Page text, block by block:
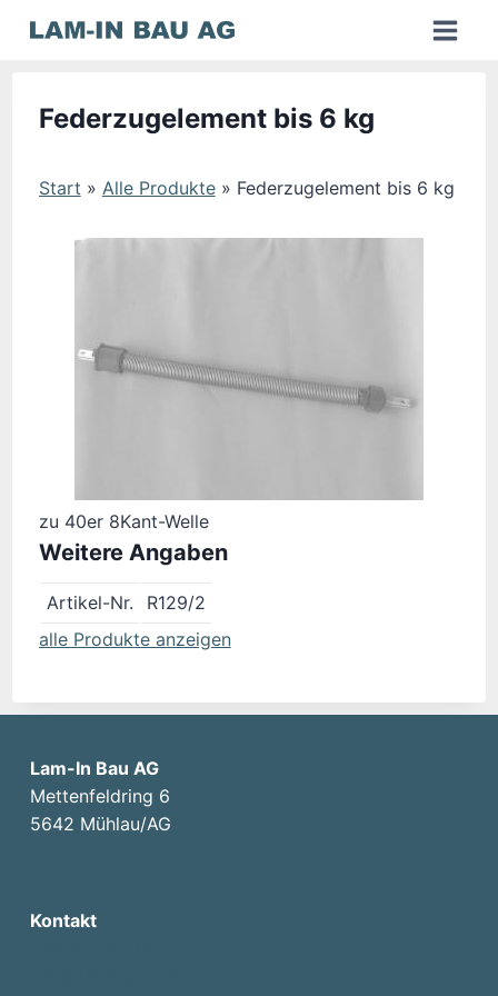
Inhalt
Federzugelement bis 6 kg
Start » Alle Produkte» Federzugelement bis 6 kg
zu 40er 8Kant-Welle
Weitere Angaben
Artikel-Nr.
R129/2
alle Produkte anzeigen
Lam-In Bau AG
Mettenfeldring 6
5642 Mühlau/AG
Kontakt